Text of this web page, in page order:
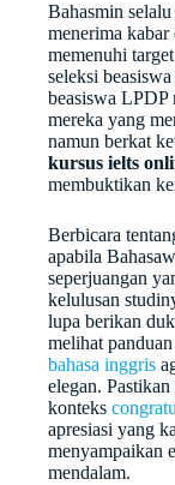
Bahasmin
menerima
memenuhi
seleksi
beasiswa LPDP
mereka yang
namun berkat
kursus ielts
membuktikan
Berbicara
apabila
seperjuangan
kelulusan
lupa berikan
melihat
bahasa inggris
elegan.
konteks
apresiasi yang
menyampaikan
mendalam.